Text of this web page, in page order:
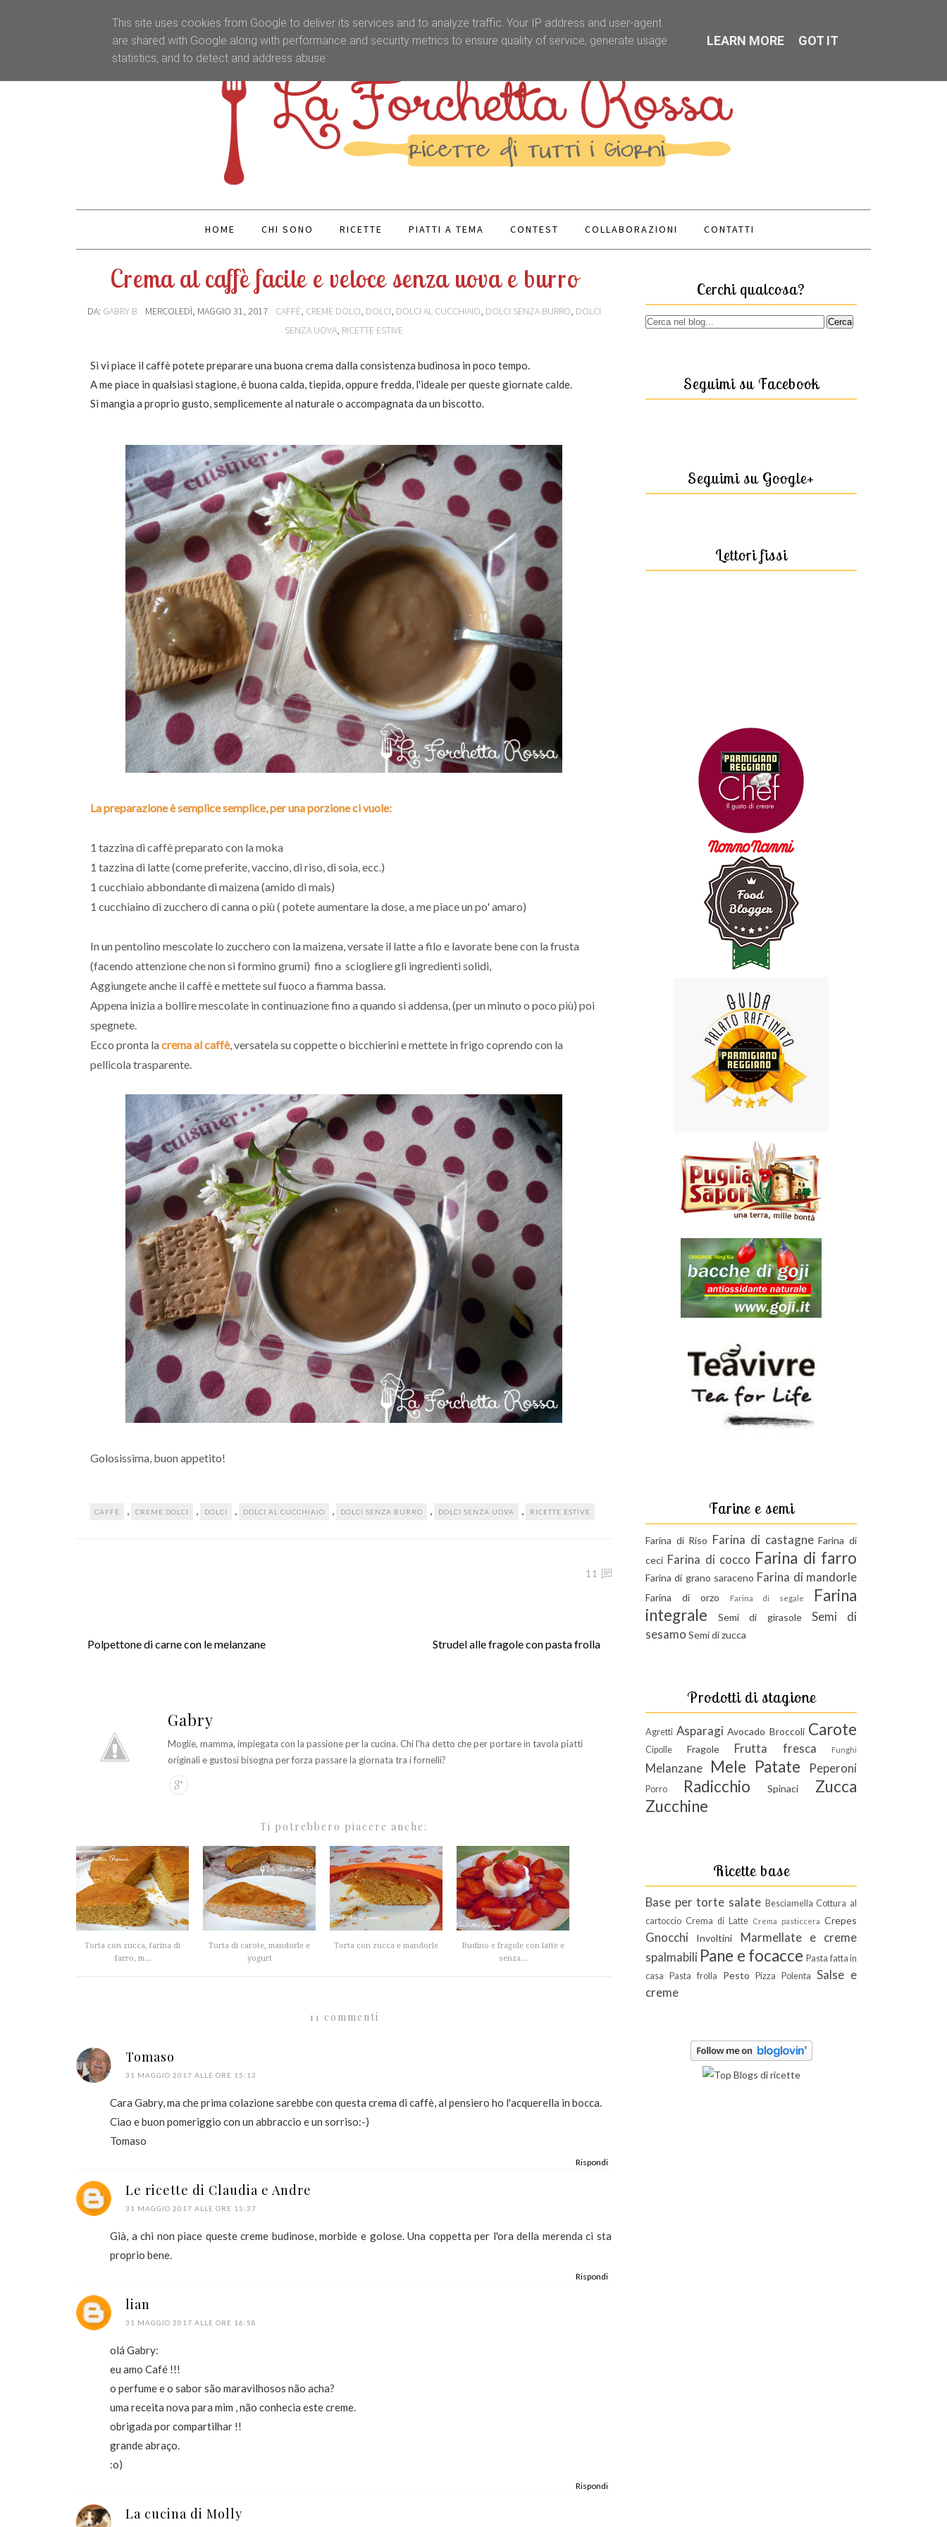
HOME CHI SONO RICETTE PIATTI A TEMA CONTEST COLLABORAZIONI CONTATTI
Crema al caffè facile e veloce senza uova e burro
DA: GABRY B MERCOLEDÌ, MAGGIO 31, 2017 CAFFÈ, CREME DOLCI, DOLCI, DOLCI AL CUCCHIAIO, DOLCI SENZA BURRO, DOLCI
SENZA UOVA, RICETTE ESTIVE
Si vi piace il caffè potete preparare una buona crema dalla consistenza budinosa in poco tempo.
A me piace in qualsiasi stagione, è buona calda, tiepida, oppure fredda, l'ideale per queste giornate calde.
Si mangia a proprio gusto, semplicemente al naturale o accompagnata da un biscotto.
La preparazione è semplice semplice, per una porzione ci vuole:
1 tazzina di caffè preparato con la moka
1 tazzina di latte (come preferite, vaccino, di riso, di soia, ecc.)
1 cucchiaio abbondante di maizena (amido di mais)
1 cucchiaino di zucchero di canna o più ( potete aumentare la dose, a me piace un po' amaro)
In un pentolino mescolate lo zucchero con la maizena, versate il latte a filo e lavorate bene con la frusta
(facendo attenzione che non si formino grumi) fino a sciogliere gli ingredienti solidi,
Aggiungete anche il caffè e mettete sul fuoco a fiamma bassa.
Appena inizia a bollire mescolate in continuazione fino a quando si addensa, (per un minuto o poco più) poi
spegnete.
Ecco pronta lacrema al caffè, versatela su coppette o bicchierini e mettete in frigo coprendo con la
pellicola trasparente.
Golosissima, buon appetito!
CAFFÈ , CREME DOLCI , DOLCI , DOLCI AL CUCCHIAIO , DOLCI SENZA BURRO , DOLCI SENZA UOVA , RICETTE ESTIVE
11
Polpettone di carne con le melanzane Strudel alle fragole con pasta frolla
Gabry
Moglie, mamma, impiegata con la passione per la cucina. Chi l'ha detto che per portare in tavola piatti
originali e gustosi bisogna per forza passare la giornata tra i fornelli?
Ti potrebbero piacere anche:
Torta con zucca, farina di
farro, m...
Torta di carote, mandorle e
yogurt
Torta con zucca e mandorle
Budino e fragole con latte e
senza...
11 commenti
Tomaso
31 MAGGIO 2017 ALLE ORE 15:13
Cara Gabry, ma che prima colazione sarebbe con questa crema di caffè, al pensiero ho l'acquerella in bocca.
Ciao e buon pomeriggio con un abbraccio e un sorriso:-)
Tomaso
Rispondi
Le ricette di Claudia e Andre
31 MAGGIO 2017 ALLE ORE 15:37
Già, a chi non piace queste creme budinose, morbide e golose. Una coppetta per l'ora della merenda ci sta
proprio bene.
Rispondi
lian
31 MAGGIO 2017 ALLE ORE 16:58
olá Gabry:
eu amo Café !!!
o perfume e o sabor são maravilhosos não acha?
uma receita nova para mim , não conhecia este creme.
obrigada por compartilhar !!
grande abraço.
:o)
Rispondi
La cucina di Molly
Cerchi qualcosa?
Seguimi su Facebook
Seguimi su Google+
Lettori fissi
Farine e semi
Farina di Riso Farina di castagne Farina di
ceci Farina di cocco Farina di farro
Farina di grano saraceno Farina di mandorle
Farina di orzo Farina di segale
Farina
integrale
Semi di girasole
Semi di
sesamo Semi di zucca
Prodotti di stagione
Agretti Asparagi Avocado Broccoli Carote
Cipolle Fragole Frutta fresca Funghi
Melanzane Mele Patate Peperoni
Porro Radicchio Spinaci
Zucca
Zucchine
Ricette base
Base per torte salate Besciamella Cottura al
cartoccio Crema di Latte Crema pasticcera Crepes
Gnocchi Involtini
Marmellate e creme
spalmabili Pane e focacce Pasta fatta in
casa
Pasta frolla Pesto Pizza Polenta
Salse e
creme
This site uses cookies from Google to deliver its services and to analyze traffic. Your IP address and user-agent
are shared with Google along with performance and security metrics to ensure quality of service, generate usage
statistics, and to detect and address abuse.
LEARN MORE GOT IT